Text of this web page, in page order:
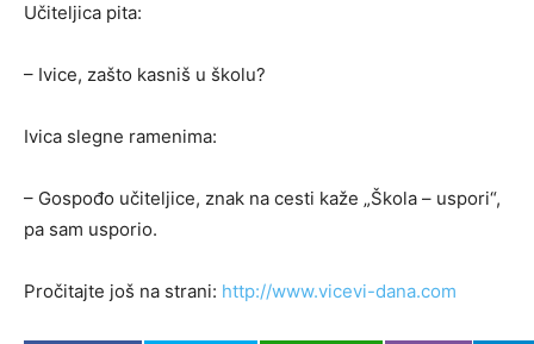
Učiteljica pita:
– Ivice, zašto kasniš u školu?
Ivica slegne ramenima:
– Gospođo učiteljice, znak na cesti kaže „Škola – uspori“,
pa sam usporio.
Pročitajte još na strani: http://www.vicevi-dana.com